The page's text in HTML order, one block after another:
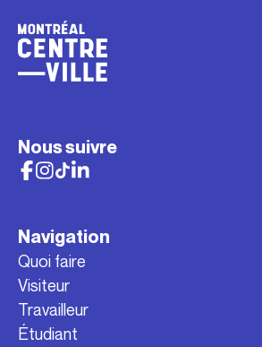
Nous suivre
Navigation
Quoi faire
Visiteur
Travailleur
Étudiant